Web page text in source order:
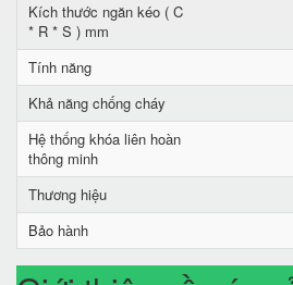
Kích thước ngăn kéo ( C
* R * S ) mm
Tính năng
Khả năng chống cháy
Hệ thống khóa liên hoàn
thông minh
Thương hiệu
Bảo hành